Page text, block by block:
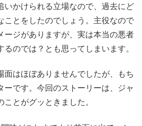
いかけられる立場なので、過去にど
ことをしたのでしょう。主役なので
ージがありますが、実は本当の悪者
るのでは？とも思ってしまいます。
面はほぼありませんでしたが、もち
ーです。今回のストーリーは、ジャ
とがグッときました。